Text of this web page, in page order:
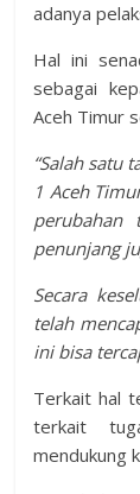
adanya
Hal ini
sebagai
Aceh Timur
“Salah satu
1 Aceh
perubahan
penunjang
Secara
telah
ini bisa
Terkait hal
terkait
mendukung